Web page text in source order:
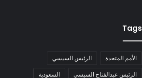
Tags
الأمم المتحدة الرئيس السيسي
الرئيس عبدالفتاح السيسي السعودية